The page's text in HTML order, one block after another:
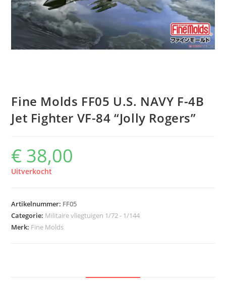
Fine Molds FF05 U.S. NAVY F-4B
Jet Fighter VF-84 “Jolly Rogers”
€ 38,00
Uitverkocht
Artikelnummer: FF05
Categorie: Militaire vliegtuigen 1/72 - 1/144
Merk: Fine Molds